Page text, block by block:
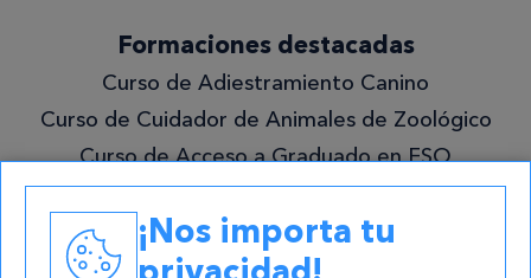
Formaciones destacadas
Curso de Adiestramiento Canino
Curso de Cuidador de Animales de Zoológico
Curso de Acceso a Graduado en ESO
Grado Superior en Gestión Forestal y del
Medio Natural
¡Nos importa tu